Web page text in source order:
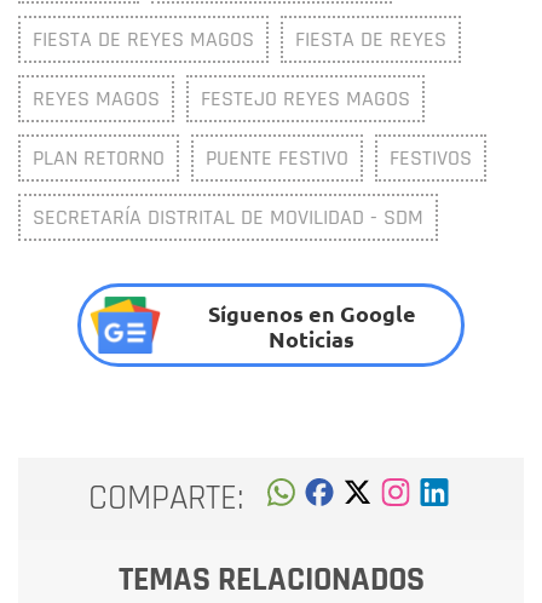
FIESTA DE REYES MAGOS FIESTA DE REYES
REYES MAGOS FESTEJO REYES MAGOS
PLAN RETORNO PUENTE FESTIVO FESTIVOS
SECRETARÍA DISTRITAL DE MOVILIDAD - SDM
Síguenos en Google
Noticias
COMPARTE:
TEMAS RELACIONADOS